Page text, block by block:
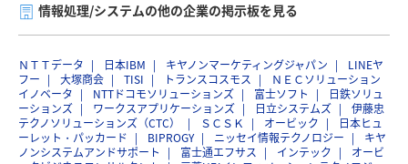
情報処理/システムの他の企業の掲示板を見る
ＮＴＴデータ 日本IBM キヤノンマーケティングジャパン
LINEヤ
フー
大塚商会 TISI トランスコスモス
ＮＥＣソリューション
イノベータ
NTTドコモソリューションズ 富士ソフト
日鉄ソリュ
ーションズ
ワークスアプリケーションズ 日立システムズ
伊藤忠
テクノソリューションズ（CTC）
ＳＣＳＫ オービック
日本ヒュ
ーレット・パッカード
BIPROGY ニッセイ情報テクノロジー
キヤ
ノンシステムアンドサポート
富士通エフサス インテック
オービ